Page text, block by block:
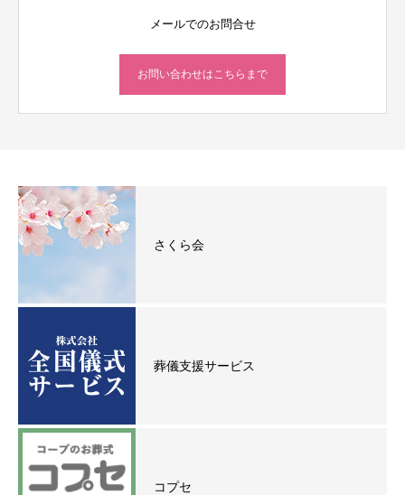
メールでのお問合せ
お問い合わせはこちらまで
さくら会
葬儀支援サービス
コプセ